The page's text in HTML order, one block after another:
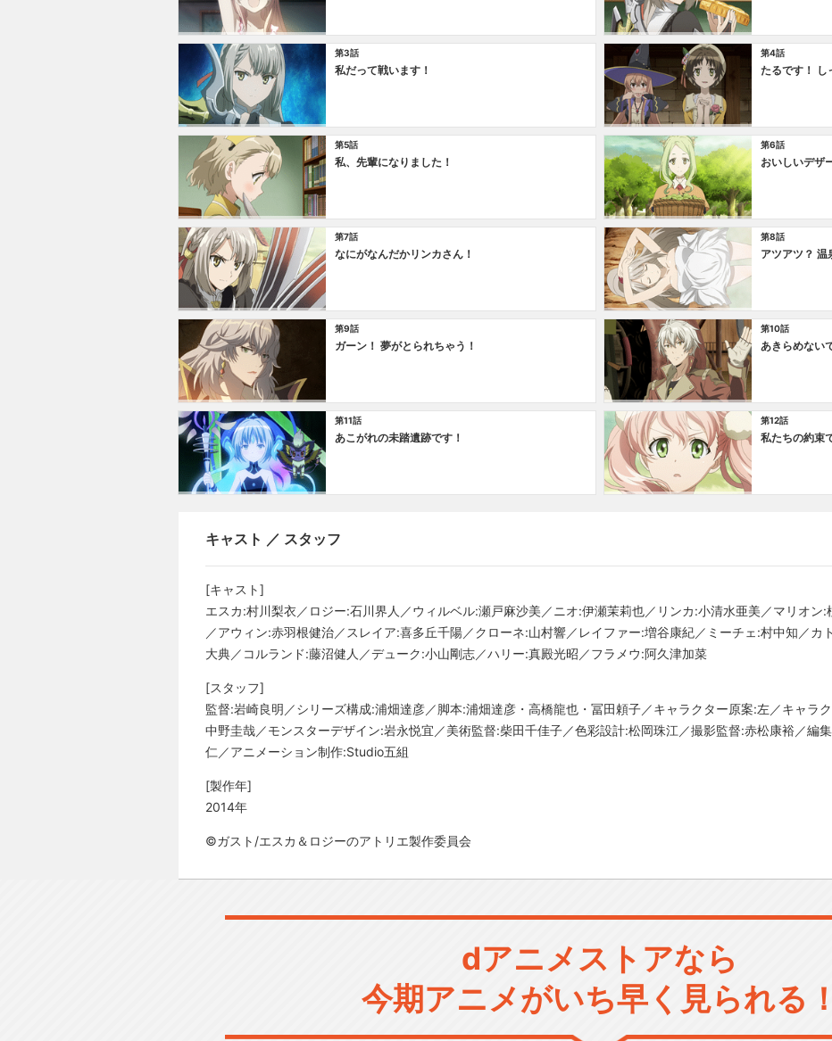
第3話
私だって戦います！
第4話
たるです！ し
第5話
私、先輩になりました！
第6話
おいしいデザ
第7話
なにがなんだかリンカさん！
第8話
アツアツ？ 温
第9話
ガーン！ 夢がとられちゃう！
第10話
あきらめない
第11話
あこがれの未踏遺跡です！
第12話
私たちの約束
キャスト ／ スタッフ
[キャスト]
エスカ:村川梨衣／ロジー:石川界人／ウィルベル:瀬戸麻沙美／ニオ:伊瀬茉莉也／リンカ:小清水亜美／マリオン
／アウィン:赤羽根健治／スレイア:喜多丘千陽／クローネ:山村響／レイファー:増谷康紀／ミーチェ:村中知／カ
大典／コルランド:藤沼健人／デューク:小山剛志／ハリー:真殿光昭／フラメウ:阿久津加菜
[スタッフ]
監督:岩崎良明／シリーズ構成:浦畑達彦／脚本:浦畑達彦・高橋龍也・冨田頼子／キャラクター原案:左／キャラ
中野圭哉／モンスターデザイン:岩永悦宜／美術監督:柴田千佳子／色彩設計:松岡珠江／撮影監督:赤松康裕／編
仁／アニメーション制作:Studio五組
[製作年]
2014年
©ガスト/エスカ＆ロジーのアトリエ製作委員会
dアニメストアなら
今期アニメがいち早く見られる！